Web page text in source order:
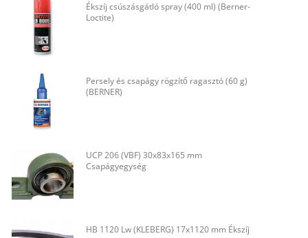
Ékszíj csúszásgátló spray (400 ml) (Berner-
Loctite)
Persely és csapágy rögzítő ragasztó (60 g)
(BERNER)
UCP 206 (VBF) 30x83x165 mm
Csapágyegység
HB 1120 Lw (KLEBERG) 17x1120 mm Ékszíj